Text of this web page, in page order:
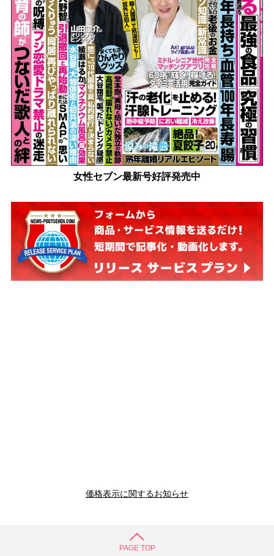
女性セブン最新号好評発売中
価格表示に関するお知らせ
PAGE TOP